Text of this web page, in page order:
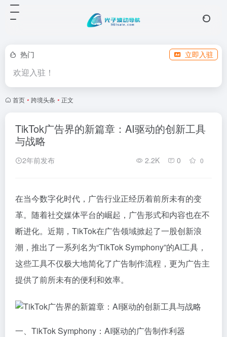
热门 立即入驻
欢迎入驻！
首页 • 跨境头条 • 正文
TikTok广告界的新篇章：AI驱动的创新工具
与战略
2年前发布 2.2K 0 0
在当今数字化时代，广告行业正经历着前所未有的变
革。随着社交媒体平台的崛起，广告形式和内容也在不
断进化。近期，TikTok在广告领域掀起了一股创新浪
潮，推出了一系列名为“TikTok Symphony”的AI工具，
这些工具不仅极大地简化了广告制作流程，更为广告主
提供了前所未有的便利和效率。
一、TikTok Symphony：AI驱动的广告制作利器